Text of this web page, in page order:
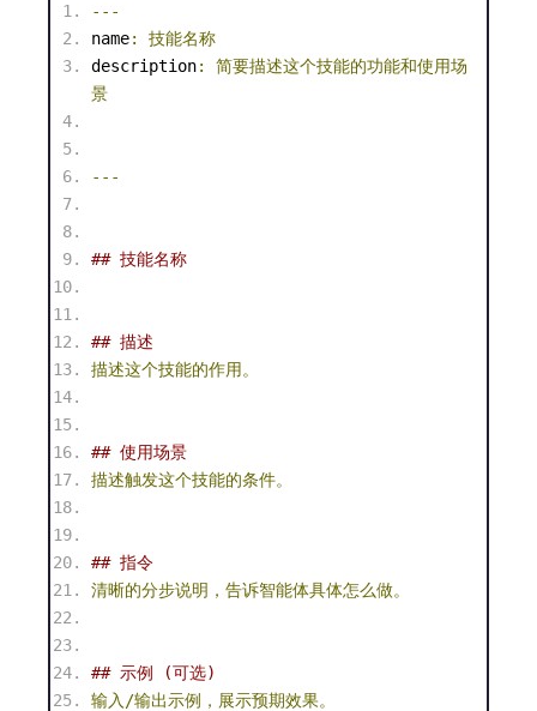
---
name:
技能名称
description:
简要描述这个技能的功能和使用场
景
---
## 技能名称
## 描述
描述这个技能的作用。
## 使用场景
描述触发这个技能的条件。
## 指令
清晰的分步说明，告诉智能体具体怎么做。
## 示例 (可选)
输入/输出示例，展示预期效果。